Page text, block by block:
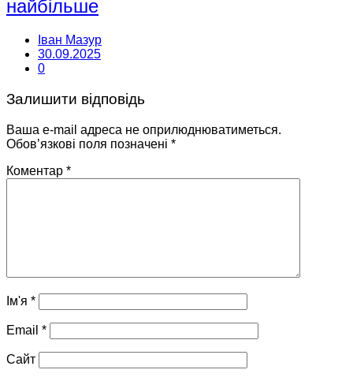
найбільше
Іван Мазур
30.09.2025
0
Залишити відповідь
Ваша e-mail адреса не оприлюднюватиметься.
Обов’язкові поля позначені *
Коментар *
Ім'я *
Email *
Сайт